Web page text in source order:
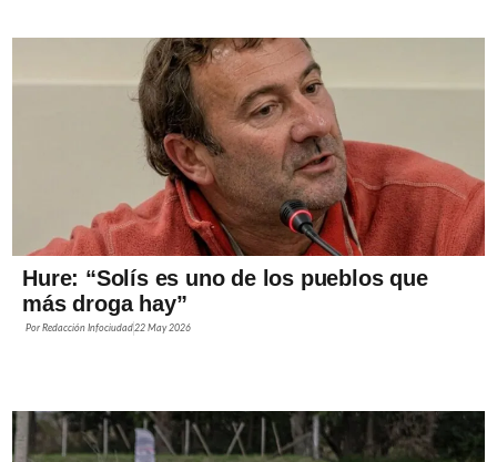
Hure: “Solís es uno de los pueblos que
más droga hay”
PorRedacción Infociudad 22 May 2026